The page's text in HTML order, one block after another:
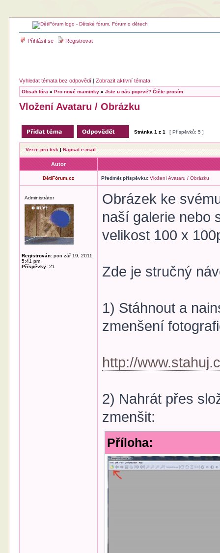
Přihlásit se Registrovat
Vyhledat témata bez odpovědí |Zobrazit aktivní témata
Obsah fóra »Pro nové maminky »Jste u nás poprvé? Čtěte prosím.
Vložení Avataru / Obrázku
Stránka1 z1 [ Příspěvků: 5 ]
Verze pro tisk |Napsat e-mail
Autor
DětiFórum.cz Předmět příspěvku: Vložení Avataru / Obrázku
Administrátor
Registrován: pon zář 19, 2011
5:41 pm
Příspěvky: 21
Obrázek ke
naší galerie nebo
velikost 100 x
Zde je stručný
1) Stáhnout a
zmenšení
http://
2) Nahrát přes
zmenšit:
Příloha: